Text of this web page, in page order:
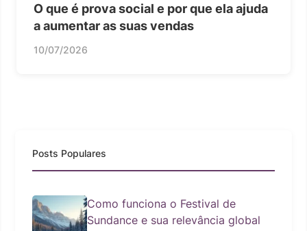
O que é prova social e por que ela ajuda
a aumentar as suas vendas
10/07/2026
Posts Populares
Como funciona o Festival de
Sundance e sua relevância global